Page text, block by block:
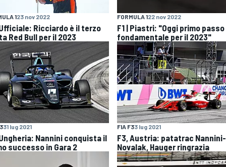
123 nov 2022
Ufficiale: Ricciardo è il terzo
Red Bull per il 2023
FORMULA 122 nov 2022
F1 | Piastri: "Oggi primo passo
fondamentale per il 2023"
31 lug 2021
Nannini conquista il
successo in Gara 2
FIA F33 lug 2021
F3, Austria: patatrac Nannini-
Novalak, Hauger ringrazia